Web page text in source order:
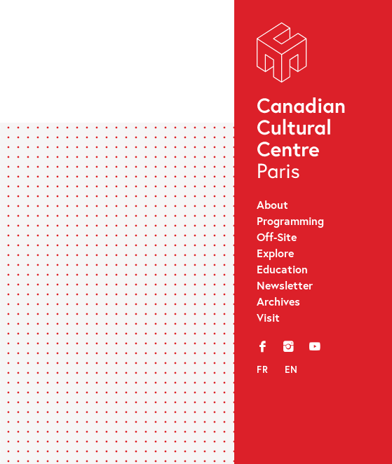
About
Programming
Off-Site
Explore
Education
Newsletter
Archives
Visit
f i y
FR EN